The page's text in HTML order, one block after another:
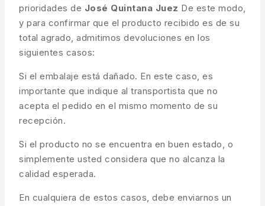
prioridades de José Quintana Juez De este modo,
y para confirmar que el producto recibido es de su
total agrado, admitimos devoluciones en los
siguientes casos:
Si el embalaje está dañado. En este caso, es
importante que indique al transportista que no
acepta el pedido en el mismo momento de su
recepción.
Si el producto no se encuentra en buen estado, o
simplemente usted considera que no alcanza la
calidad esperada.
En cualquiera de estos casos, debe enviarnos un